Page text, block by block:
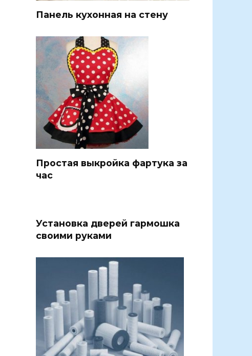
Панель кухонная на стену
Простая выкройка фартука за
час
Установка дверей гармошка
своими руками